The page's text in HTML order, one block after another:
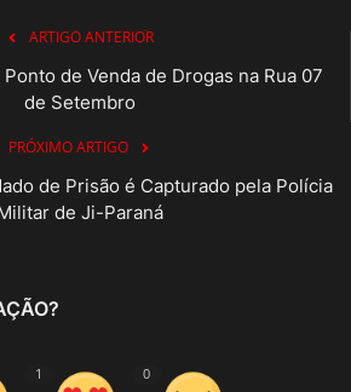
ARTIGO ANTERIOR
de Venda de Drogas na Rua 07
de Setembro
PRÓXIMO ARTIGO
de Prisão é Capturado pela Polícia
de Ji-Paraná
1 0